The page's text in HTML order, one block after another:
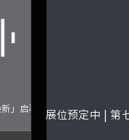
展位预定中 | 第
」启幕，重构产业未来！